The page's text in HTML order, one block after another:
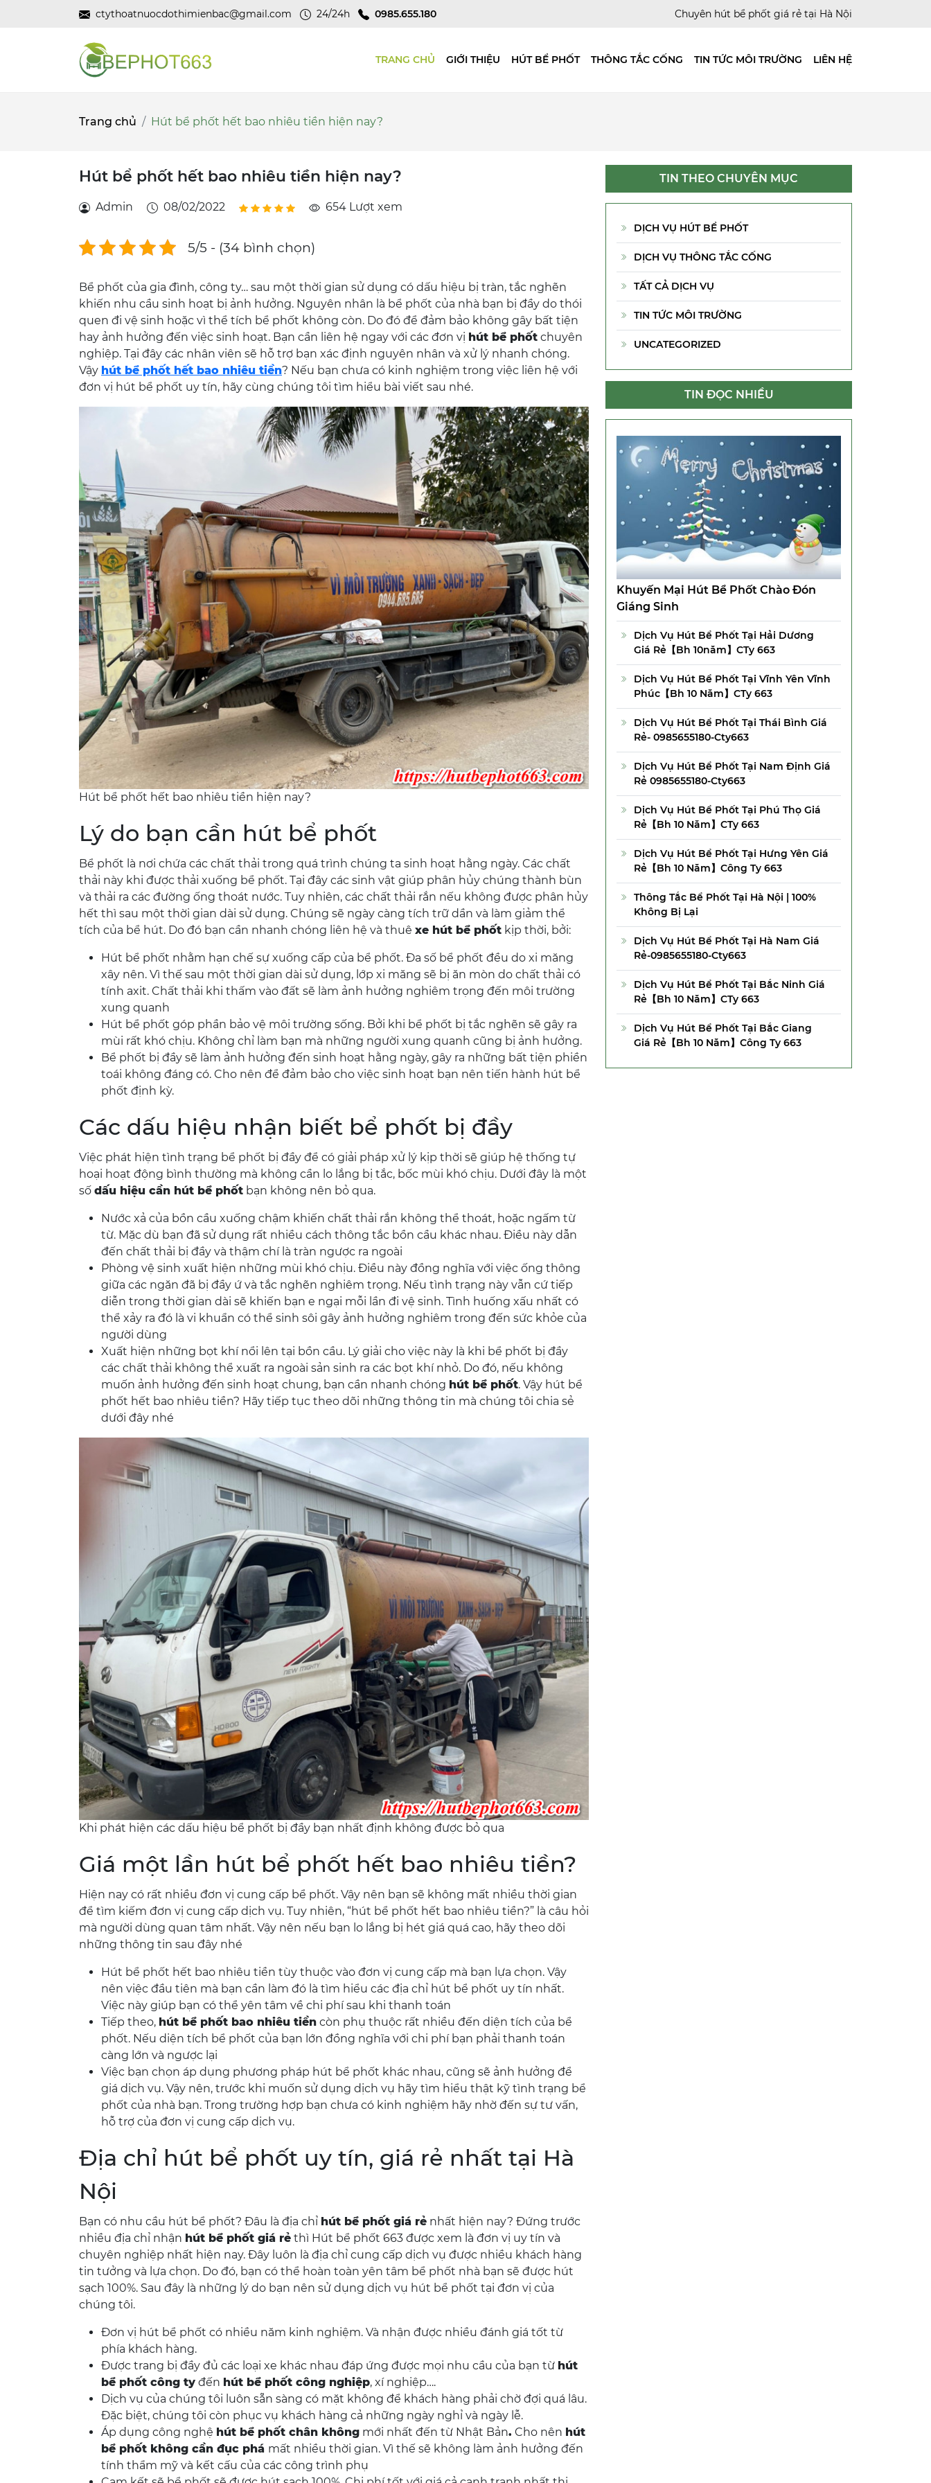
ctythoatnuocdothimienbac@gmail.com 24/24h 0985.655.180 Chuyên hút bể phốt giá rẻ tại Hà Nội
TRANG CHỦ GIỚI THIỆU HÚT BỂ PHỐT THÔNG TẮC CỐNG TIN TỨC MÔI TRƯỜNG LIÊN HỆ
Trang chủ Hút bể phốt hết bao nhiêu tiền hiện nay?
Hút bể phốt hết bao nhiêu tiền hiện nay?
Admin 08/02/2022 654 Lượt xem
5/5 - (34 bình chọn)
Bể phốt của gia đình, công ty… sau một thời gian sử dụng có dấu hiệu bị tràn, tắc nghẽn
khiến nhu cầu sinh hoạt bị ảnh hưởng. Nguyên nhân là bể phốt của nhà bạn bị đầy do thói
quen đi vệ sinh hoặc vì thể tích bể phốt không còn. Do đó để đảm bảo không gây bất tiện
hay ảnh hưởng đến việc sinh hoạt. Bạn cần liên hệ ngay với các đơn vị hút bể phốt chuyên
nghiệp. Tại đây các nhân viên sẽ hỗ trợ bạn xác định nguyên nhân và xử lý nhanh chóng.
Vậy hút bể phốt hết bao nhiêu tiền? Nếu bạn chưa có kinh nghiệm trong việc liên hệ với
đơn vị hút bể phốt uy tín, hãy cùng chúng tôi tìm hiểu bài viết sau nhé.
Hút bể phốt hết bao nhiêu tiền hiện nay?
Lý do bạn cần hút bể phốt
Bể phốt là nơi chứa các chất thải trong quá trình chúng ta sinh hoạt hằng ngày. Các chất
thải này khi được thải xuống bể phốt. Tại đây các sinh vật giúp phân hủy chúng thành bùn
và thải ra các đường ống thoát nước. Tuy nhiên, các chất thải rắn nếu không được phân hủy
hết thì sau một thời gian dài sử dụng. Chúng sẽ ngày càng tích trữ dần và làm giảm thể
tích của bể hút. Do đó bạn cần nhanh chóng liên hệ và thuê xe hút bể phốt kịp thời, bởi:
Hút bể phốt nhằm hạn chế sự xuống cấp của bể phốt. Đa số bể phốt đều do xi măng
xây nên. Vì thế sau một thời gian dài sử dụng, lớp xi măng sẽ bị ăn mòn do chất thải có
tính axit. Chất thải khi thấm vào đất sẽ làm ảnh hưởng nghiêm trọng đến môi trường
xung quanh
Hút bể phốt góp phần bảo vệ môi trường sống. Bởi khi bể phốt bị tắc nghẽn sẽ gây ra
mùi rất khó chịu. Không chỉ làm bạn mà những người xung quanh cũng bị ảnh hưởng.
Bể phốt bị đầy sẽ làm ảnh hưởng đến sinh hoạt hằng ngày, gây ra những bất tiện phiền
toái không đáng có. Cho nên để đảm bảo cho việc sinh hoạt bạn nên tiến hành hút bể
phốt định kỳ.
Các dấu hiệu nhận biết bể phốt bị đầy
Việc phát hiện tình trạng bể phốt bị đầy để có giải pháp xử lý kịp thời sẽ giúp hệ thống tự
hoại hoạt động bình thường mà không cần lo lắng bị tắc, bốc mùi khó chịu. Dưới đây là một
số dấu hiệu cần hút bể phốt bạn không nên bỏ qua.
Nước xả của bồn cầu xuống chậm khiến chất thải rắn không thể thoát, hoặc ngấm từ
từ. Mặc dù bạn đã sử dụng rất nhiều cách thông tắc bồn cầu khác nhau. Điều này dẫn
đến chất thải bị đầy và thậm chí là tràn ngược ra ngoài
Phòng vệ sinh xuất hiện những mùi khó chịu. Điều này đồng nghĩa với việc ống thông
giữa các ngăn đã bị đầy ứ và tắc nghẽn nghiêm trọng. Nếu tình trạng này vẫn cứ tiếp
diễn trong thời gian dài sẽ khiến bạn e ngại mỗi lần đi vệ sinh. Tình huống xấu nhất có
thể xảy ra đó là vi khuẩn có thể sinh sôi gây ảnh hưởng nghiêm trong đến sức khỏe của
người dùng
Xuất hiện những bọt khí nổi lên tại bồn cầu. Lý giải cho việc này là khi bể phốt bị đầy
các chất thải không thể xuất ra ngoài sản sinh ra các bọt khí nhỏ. Do đó, nếu không
muốn ảnh hưởng đến sinh hoạt chung, bạn cần nhanh chóng hút bể phốt. Vậy hút bể
phốt hết bao nhiêu tiền? Hãy tiếp tục theo dõi những thông tin mà chúng tôi chia sẻ
dưới đây nhé
Khi phát hiện các dấu hiệu bể phốt bị đầy bạn nhất định không được bỏ qua
Giá một lần hút bể phốt hết bao nhiêu tiền?
Hiện nay có rất nhiều đơn vị cung cấp bể phốt. Vậy nên bạn sẽ không mất nhiều thời gian
để tìm kiếm đơn vị cung cấp dịch vụ. Tuy nhiên, “hút bể phốt hết bao nhiêu tiền?” là câu hỏi
mà người dùng quan tâm nhất. Vậy nên nếu bạn lo lắng bị hét giá quá cao, hãy theo dõi
những thông tin sau đây nhé
Hút bể phốt hết bao nhiêu tiền tùy thuộc vào đơn vị cung cấp mà bạn lựa chọn. Vậy
nên việc đầu tiên mà bạn cần làm đó là tìm hiểu các địa chỉ hút bể phốt uy tín nhất.
Việc này giúp bạn có thể yên tâm về chi phí sau khi thanh toán
Tiếp theo, hút bể phốt bao nhiêu tiền còn phụ thuộc rất nhiều đến diện tích của bể
phốt. Nếu diện tích bể phốt của bạn lớn đồng nghĩa với chi phí bạn phải thanh toán
càng lớn và ngược lại
Việc bạn chọn áp dụng phương pháp hút bể phốt khác nhau, cũng sẽ ảnh hưởng để
giá dịch vụ. Vậy nên, trước khi muốn sử dụng dịch vụ hãy tìm hiểu thật kỹ tình trạng bể
phốt của nhà bạn. Trong trường hợp bạn chưa có kinh nghiệm hãy nhờ đến sự tư vấn,
hỗ trợ của đơn vị cung cấp dịch vụ.
Địa chỉ hút bể phốt uy tín, giá rẻ nhất tại Hà
Nội
Bạn có nhu cầu hút bể phốt? Đâu là địa chỉ hút bể phốt giá rẻ nhất hiện nay? Đứng trước
nhiều địa chỉ nhận hút bể phốt giá rẻ thì Hút bể phốt 663 được xem là đơn vị uy tín và
chuyên nghiệp nhất hiện nay. Đây luôn là địa chỉ cung cấp dịch vụ được nhiều khách hàng
tin tưởng và lựa chọn. Do đó, bạn có thể hoàn toàn yên tâm bể phốt nhà bạn sẽ được hút
sạch 100%. Sau đây là những lý do bạn nên sử dụng dịch vụ hút bể phốt tại đơn vị của
chúng tôi.
Đơn vị hút bể phốt có nhiều năm kinh nghiệm. Và nhận được nhiều đánh giá tốt từ
phía khách hàng.
Được trang bị đầy đủ các loại xe khác nhau đáp ứng được mọi nhu cầu của bạn từ hút
bể phốt công ty đến hút bể phốt công nghiệp, xí nghiệp….
Dịch vụ của chúng tôi luôn sẵn sàng có mặt không để khách hàng phải chờ đợi quá lâu.
Đặc biệt, chúng tôi còn phục vụ khách hàng cả những ngày nghỉ và ngày lễ.
Áp dụng công nghệ hút bể phốt chân không mới nhất đến từ Nhật Bản. Cho nên hút
bể phốt không cần đục phá mất nhiều thời gian. Vì thế sẽ không làm ảnh hưởng đến
tính thẩm mỹ và kết cấu của các công trình phụ
TIN THEO CHUYÊN MỤC
DỊCH VỤ HÚT BỂ PHỐT
DỊCH VỤ THÔNG TẮC CỐNG
TẤT CẢ DỊCH VỤ
TIN TỨC MÔI TRƯỜNG
UNCATEGORIZED
TIN ĐỌC NHIỀU
Khuyến Mại Hút Bể Phốt Chào Đón
Giáng Sinh
Dịch Vụ Hút Bể Phốt Tại Hải Dương
Giá Rẻ【Bh 10năm】CTy 663
Dịch Vụ Hút Bể Phốt Tại Vĩnh Yên Vĩnh
Phúc【Bh 10 Năm】CTy 663
Dịch Vụ Hút Bể Phốt Tại Thái Bình Giá
Rẻ- 0985655180-Cty663
Dịch Vụ Hút Bể Phốt Tại Nam Định Giá
Rẻ 0985655180-Cty663
Dịch Vụ Hút Bể Phốt Tại Phú Thọ Giá
Rẻ【Bh 10 Năm】CTy 663
Dịch Vụ Hút Bể Phốt Tại Hưng Yên Giá
Rẻ【Bh 10 Năm】Công Ty 663
Thông Tắc Bể Phốt Tại Hà Nội | 100%
Không Bị Lại
Dịch Vụ Hút Bể Phốt Tại Hà Nam Giá
Rẻ-0985655180-Cty663
Dịch Vụ Hút Bể Phốt Tại Bắc Ninh Giá
Rẻ【Bh 10 Năm】CTy 663
Dịch Vụ Hút Bể Phốt Tại Bắc Giang
Giá Rẻ【Bh 10 Năm】Công Ty 663